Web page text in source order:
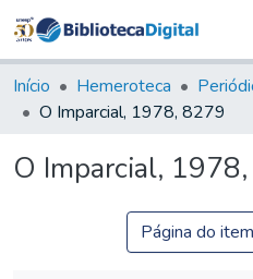
&
Tudo
Início Hemeroteca
O Imparcial, 1978, 8279
O Imparcial,
Página do